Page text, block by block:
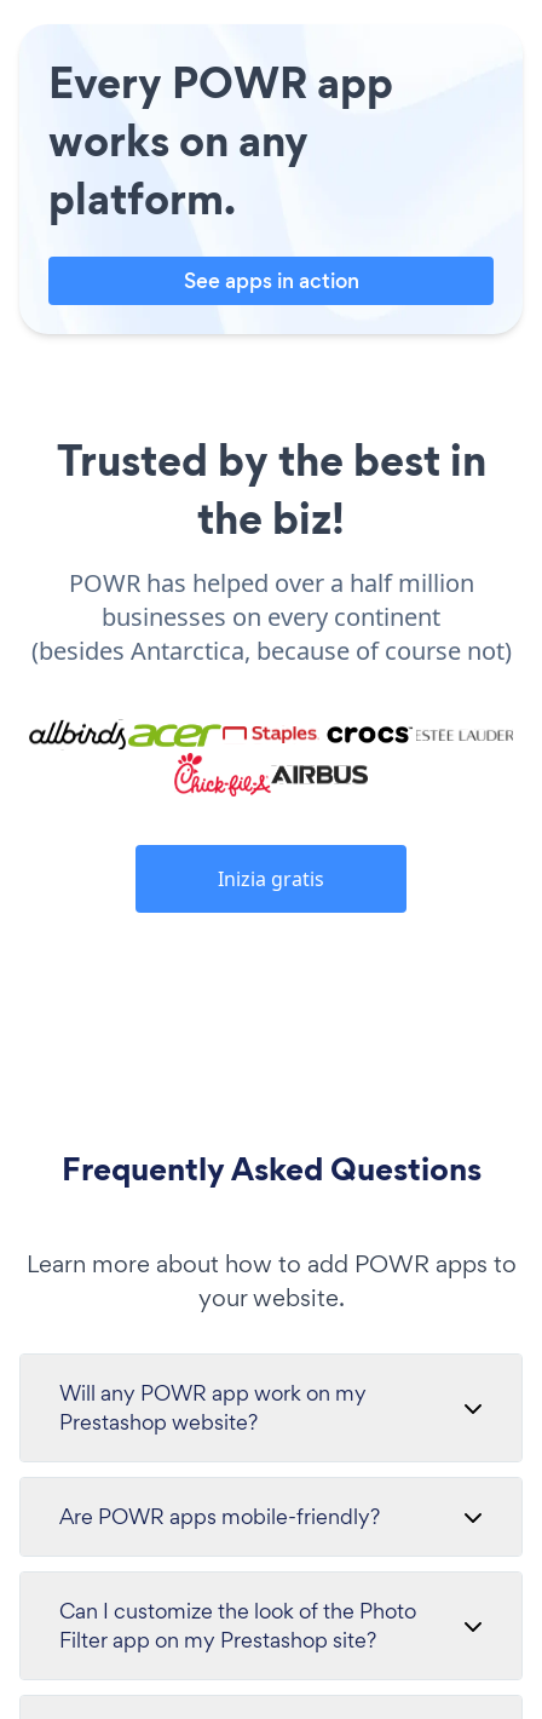
Every POWR app
works on any
platform.
See apps in action
Trusted by the best in
the biz!
POWR has helped over a half million
businesses on every continent
(besides Antarctica, because of course not)
Inizia gratis
Frequently Asked Questions
Learn more about how to add POWR apps to
your website.
Will any POWR app work on my
Prestashop website?
Are POWR apps mobile-friendly?
Can I customize the look of the Photo
Filter app on my Prestashop site?